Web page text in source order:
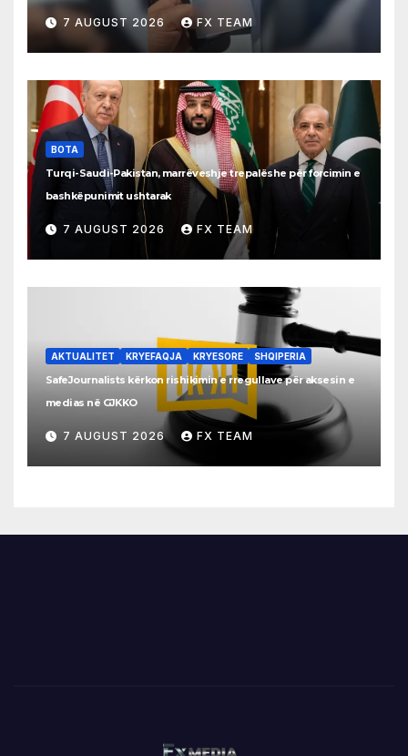
7 AUGUST 2026 FX TEAM
BOTA
Turqi-Saudi-Pakistan, marrëveshje trepalëshe për forcimin e
bashkëpunimit ushtarak
7 AUGUST 2026 FX TEAM
AKTUALITET KRYEFAQJA KRYESORE SHQIPERIA
SafeJournalists kërkon rishikimin e rregullave për aksesin e
medias në GJKKO
7 AUGUST 2026 FX TEAM